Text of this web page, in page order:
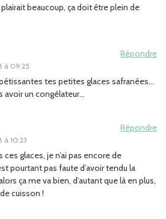
beaucoup, ça doit être plein de
à 09:25
Répondre
tes petites glaces safranées…
avoir un congélateur…
à 10:23
Répondre
glaces, je n’ai pas encore de
pourtant pas faute d’avoir tendu la
ça me va bien, d’autant que là en plus,
cuisson !